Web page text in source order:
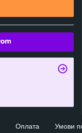
Оплата Умови